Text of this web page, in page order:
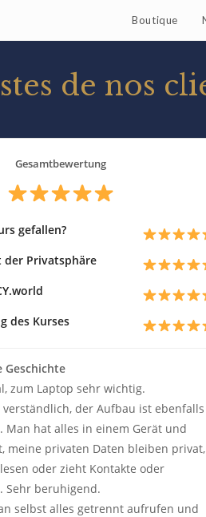
Boutique
de nos
Gesamtbewertung
gefallen?
Privatsphäre
des Kurses
Geschichte
zum Laptop sehr wichtig.
der Aufbau ist ebenfalls
Man hat alles in einem Gerät und
meine privaten Daten bleiben privat,
oder zieht Kontakte oder
Sehr beruhigend.
selbst alles getrennt aufrufen und